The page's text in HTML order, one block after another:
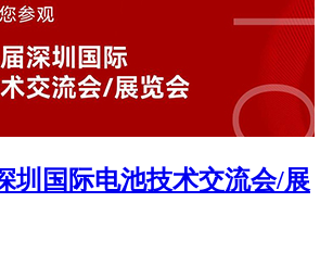
圳国际电池技术交流会/展